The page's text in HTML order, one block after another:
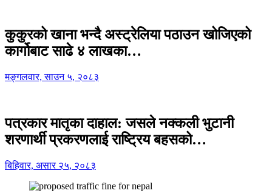
कुकुरको खाना भन्दै अस्ट्रेलिया पठाउन खोजिएको
कार्गोबाट साढे ४ लाखका…
मङ्गलवार, साउन ५, २०८३
पत्रकार मातृका दाहाल: जसले नक्कली भुटानी
शरणार्थी प्रकरणलाई राष्ट्रिय बहसको…
बिहिवार, असार २५, २०८३